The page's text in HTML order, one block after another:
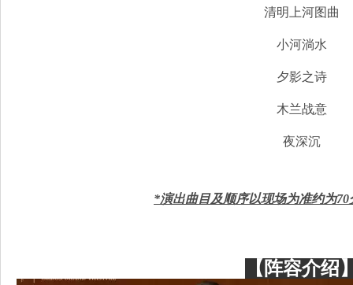
清明上河图曲
小河淌水
夕影之诗
木兰战意
夜深沉
*演出曲目及顺序以现场为准约为
【阵容介绍